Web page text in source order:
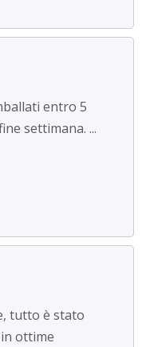
entro 5
settimana. ...
tutto è stato
ottime